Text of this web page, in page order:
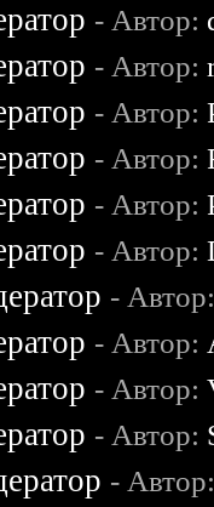
- Автор:
- Автор:
- Автор:
- Автор:
- Автор:
- Автор:
-
- Автор:
- Автор:
- Автор:
-